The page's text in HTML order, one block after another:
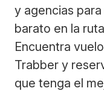
y agencias
barato en la
Encuentra
Trabber y
que tenga el